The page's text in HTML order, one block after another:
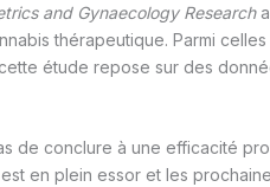
and Gynaecology Researcha
thérapeutique. Parmi celles
étude repose sur des
de conclure à une efficacité
en plein essor et les